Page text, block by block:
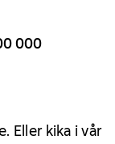
000
Eller kika i vår